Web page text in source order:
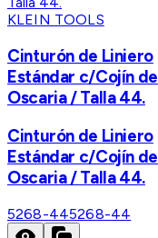
KLEIN TOOLS
Cinturón de Liniero
Estándar c/Cojín de
Oscaria / Talla 44.
Cinturón de Liniero
Estándar c/Cojín de
Oscaria / Talla 44.
5268-445268-44